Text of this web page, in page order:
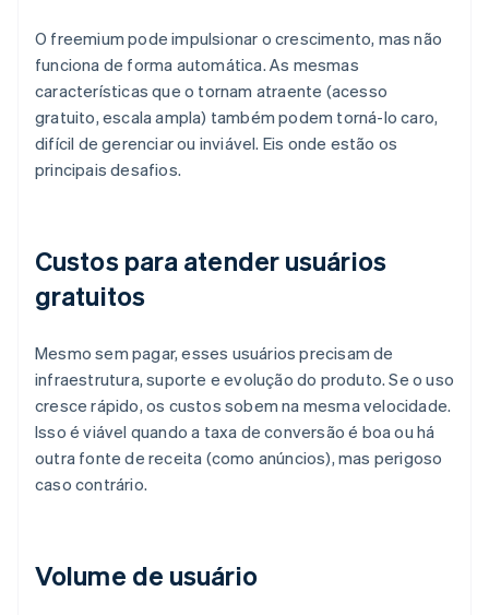
O freemium pode impulsionar o crescimento, mas não
funciona de forma automática. As mesmas
características que o tornam atraente (acesso
gratuito, escala ampla) também podem torná-lo caro,
difícil de gerenciar ou inviável. Eis onde estão os
principais desafios.
Custos para atender usuários
gratuitos
Mesmo sem pagar, esses usuários precisam de
infraestrutura, suporte e evolução do produto. Se o uso
cresce rápido, os custos sobem na mesma velocidade.
Isso é viável quando a taxa de conversão é boa ou há
outra fonte de receita (como anúncios), mas perigoso
caso contrário.
Volume de usuário